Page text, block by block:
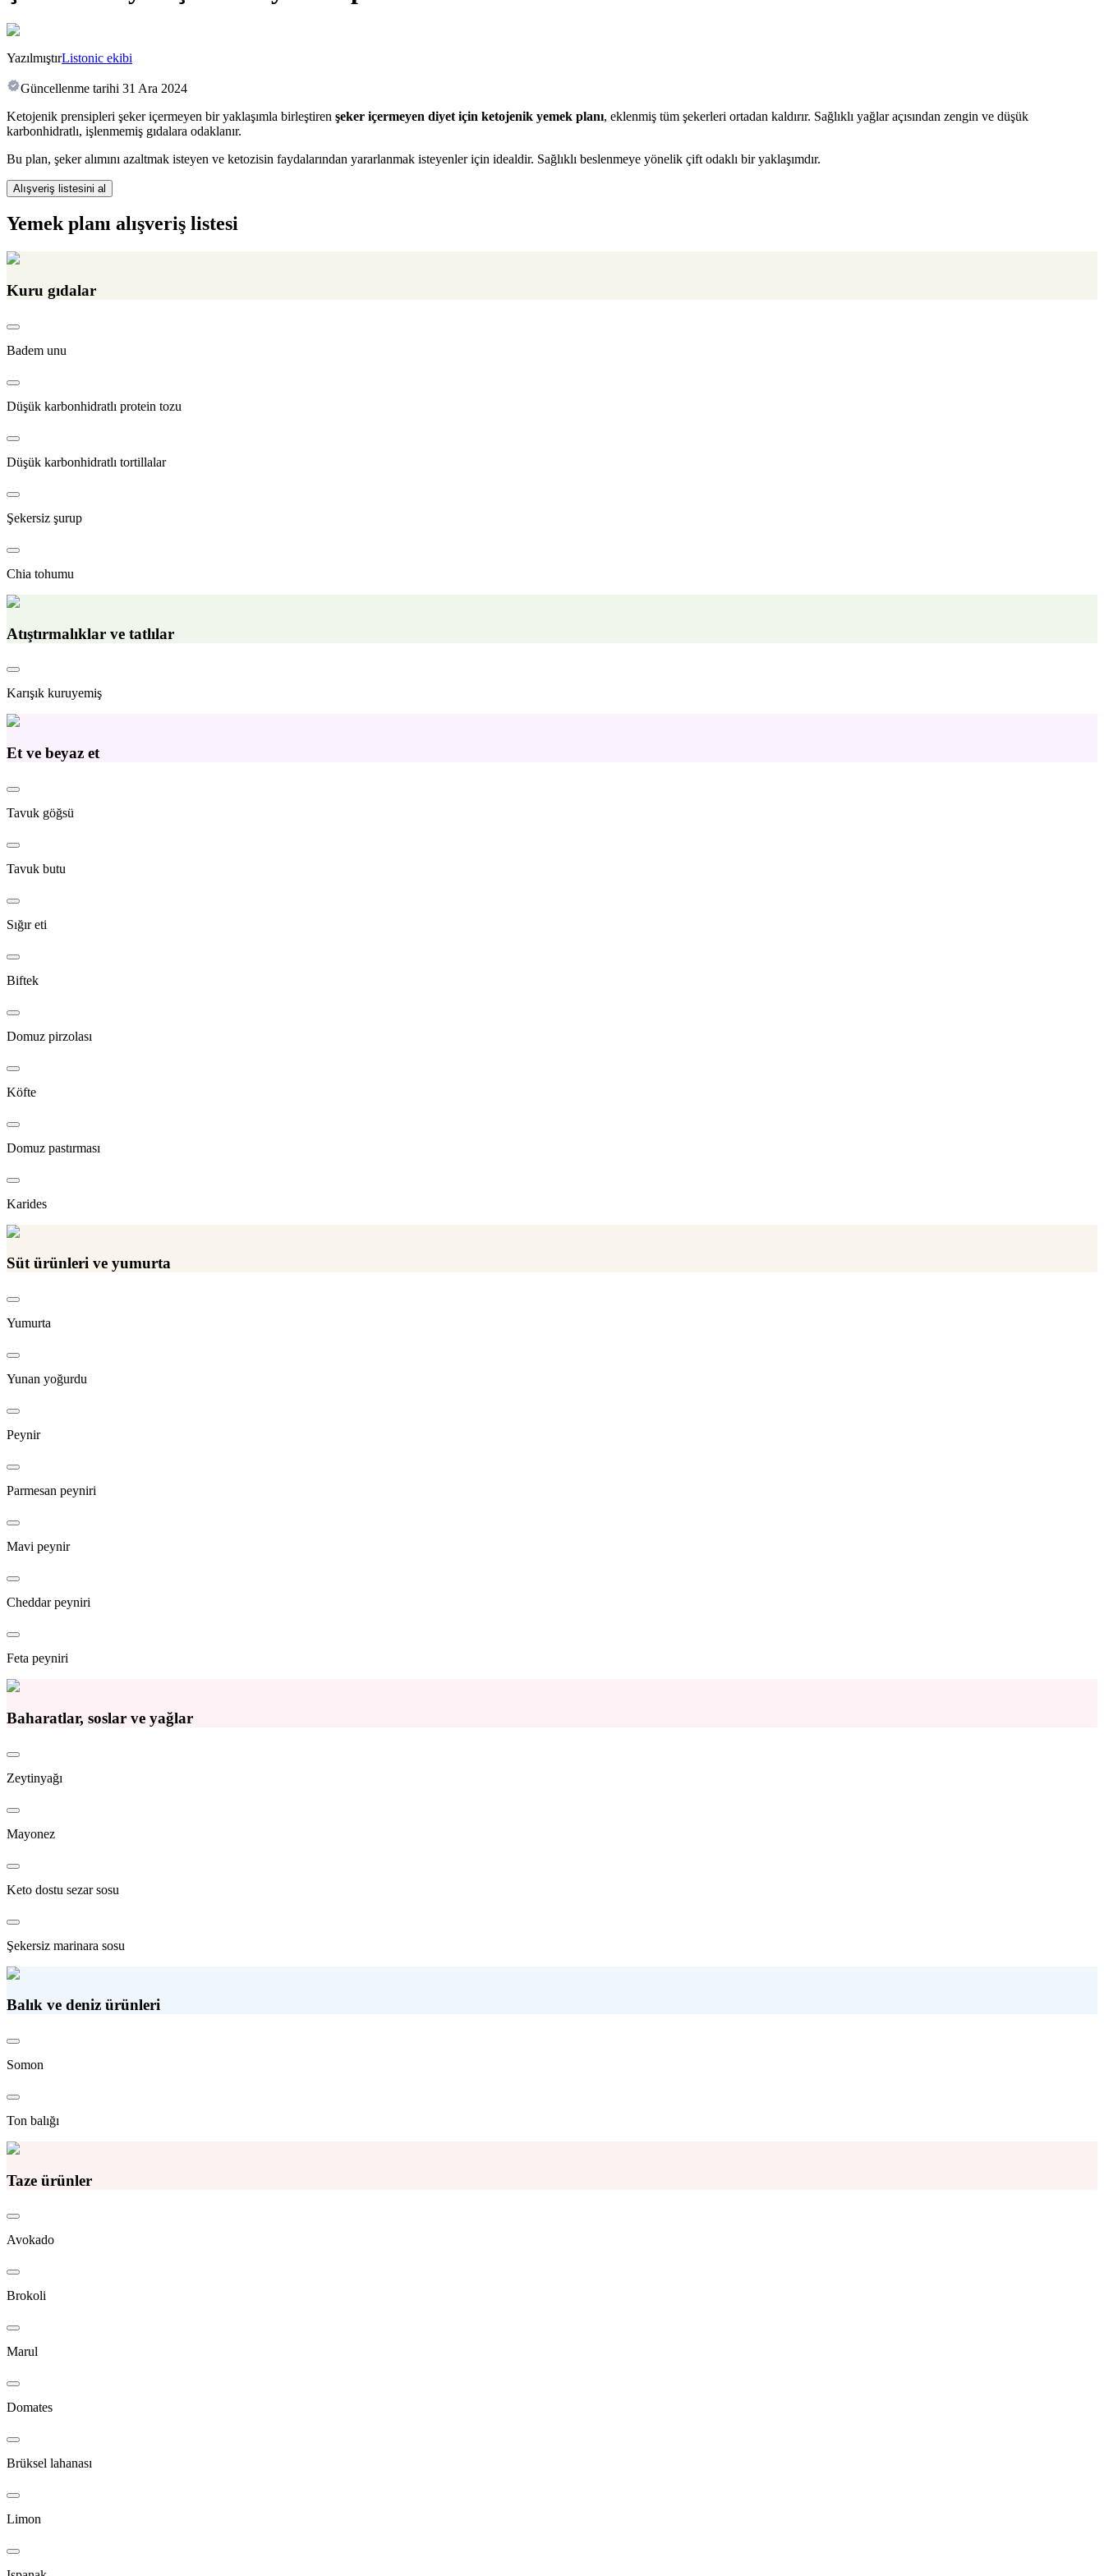
YazılmıştırListonic ekibi
Güncellenme tarihi 31 Ara 2024
Ketojenik prensipleri şeker içermeyen bir yaklaşımla birleştiren şeker içermeyen diyet için ketojenik yemek planı, eklenmiş tüm şekerleri ortadan kaldırır. Sağlıklı yağlar açısından zengin ve düşük
karbonhidratlı, işlenmemiş gıdalara odaklanır.
Bu plan, şeker alımını azaltmak isteyen ve ketozisin faydalarından yararlanmak isteyenler için idealdir. Sağlıklı beslenmeye yönelik çift odaklı bir yaklaşımdır.
Alışveriş listesini al
Yemek planı alışveriş listesi
Kuru gıdalar
Badem unu
Düşük karbonhidratlı protein tozu
Düşük karbonhidratlı tortillalar
Şekersiz şurup
Chia tohumu
Atıştırmalıklar ve tatlılar
Karışık kuruyemiş
Et ve beyaz et
Tavuk göğsü
Tavuk butu
Sığır eti
Biftek
Domuz pirzolası
Köfte
Domuz pastırması
Karides
Süt ürünleri ve yumurta
Yumurta
Yunan yoğurdu
Peynir
Parmesan peyniri
Mavi peynir
Cheddar peyniri
Feta peyniri
Baharatlar, soslar ve yağlar
Zeytinyağı
Mayonez
Keto dostu sezar sosu
Şekersiz marinara sosu
Balık ve deniz ürünleri
Somon
Ton balığı
Taze ürünler
Avokado
Brokoli
Marul
Domates
Brüksel lahanası
Limon